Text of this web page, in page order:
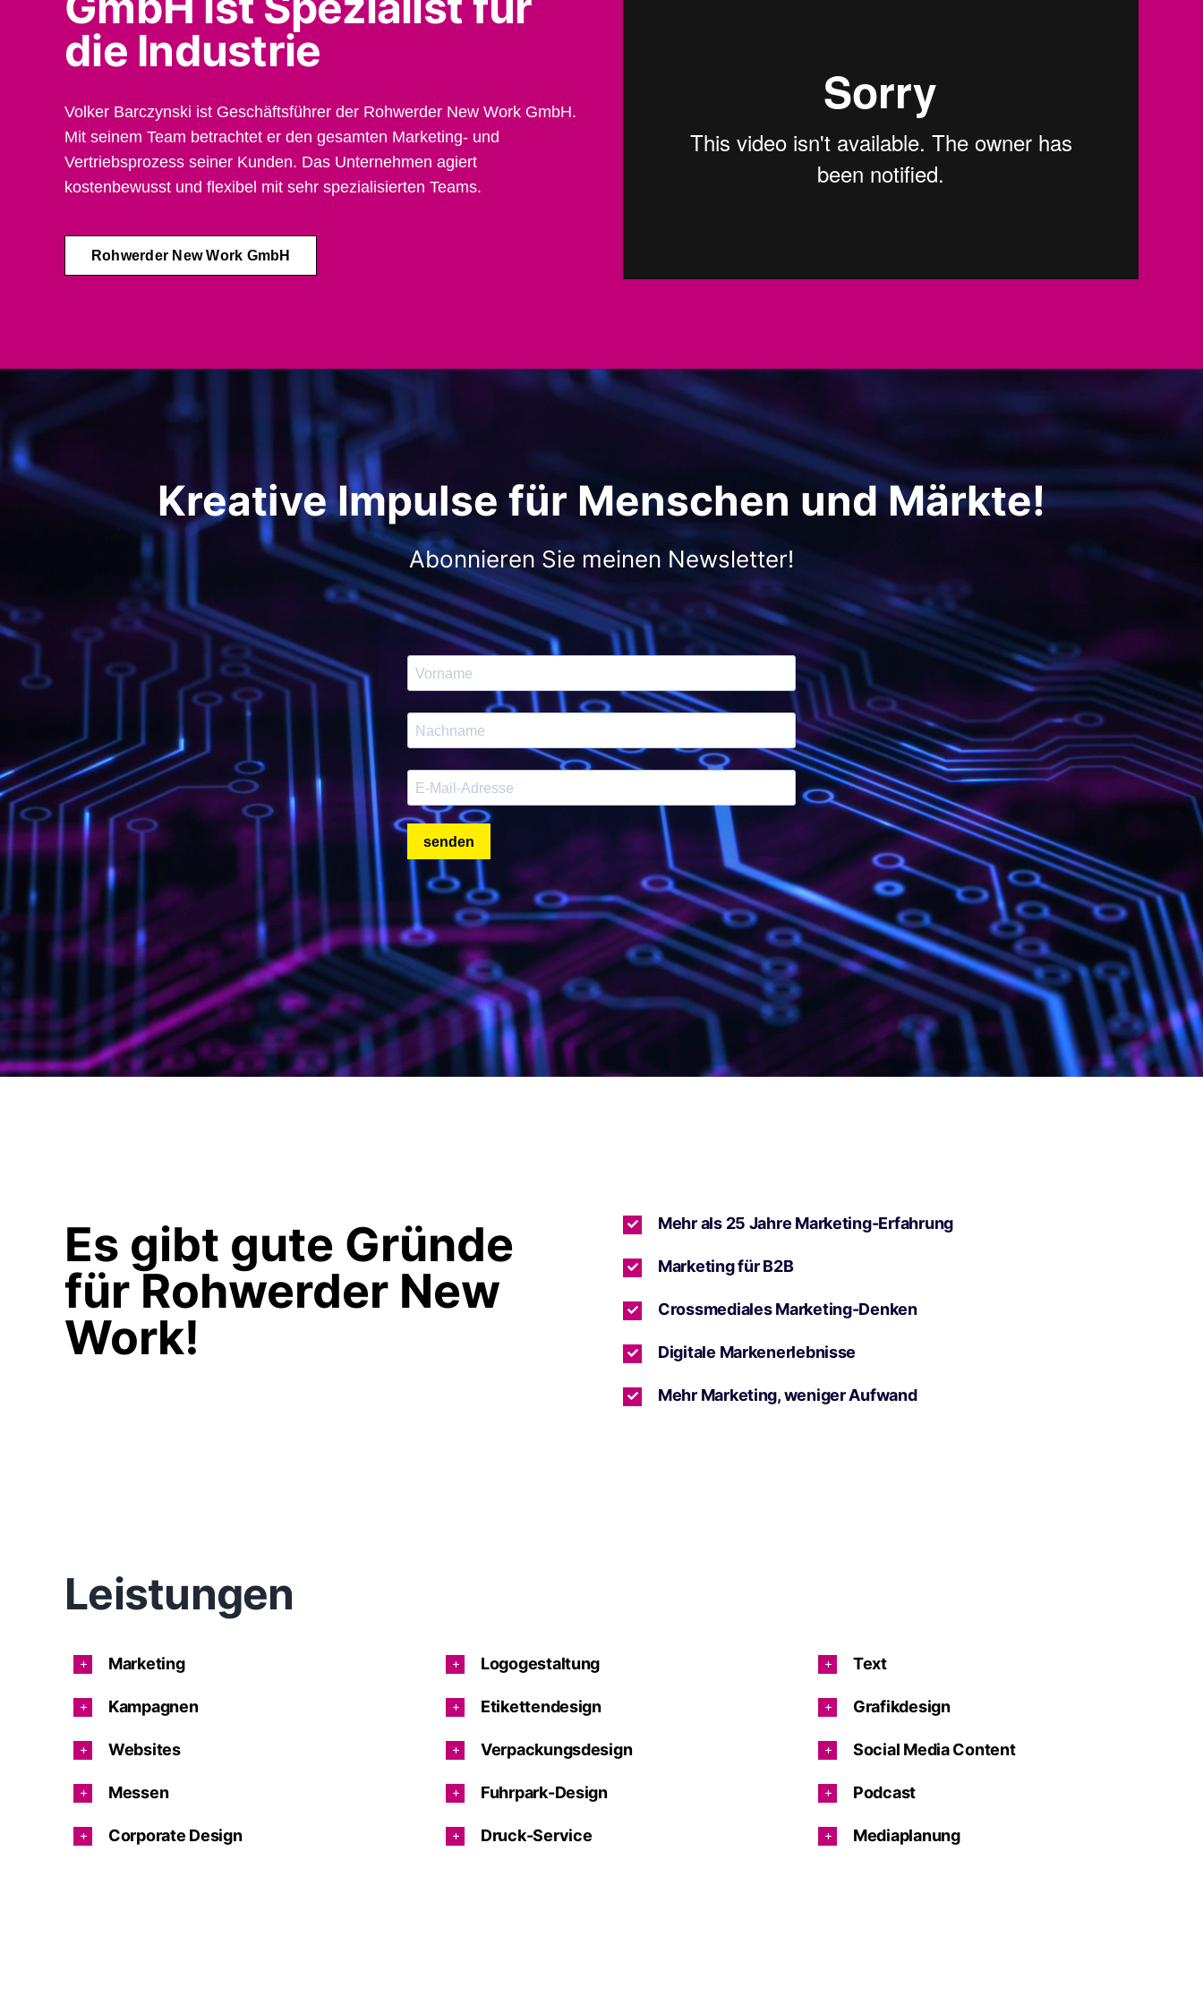
die Industrie
Volker Barczynski ist Geschäftsführer der Rohwerder New Work GmbH.
Mit seinem Team betrachtet er den gesamten Marketing- und
Vertriebsprozess seiner Kunden. Das Unternehmen agiert
kostenbewusst und flexibel mit sehr spezialisierten Teams.
Rohwerder New Work GmbH
Kreative Impulse für Menschen und Märkte!
Abonnieren Sie meinen Newsletter!
Es gibt gute Gründe
für Rohwerder New
Work!
Mehr als 25 Jahre Marketing-Erfahrung
Marketing für B2B
Crossmediales Marketing-Denken
Digitale Markenerlebnisse
Mehr Marketing, weniger Aufwand
Leistungen
Marketing
Kampagnen
Websites
Messen
Corporate Design
Logogestaltung
Etikettendesign
Verpackungsdesign
Fuhrpark-Design
Druck-Service
Text
Grafikdesign
Social Media Content
Podcast
Mediaplanung